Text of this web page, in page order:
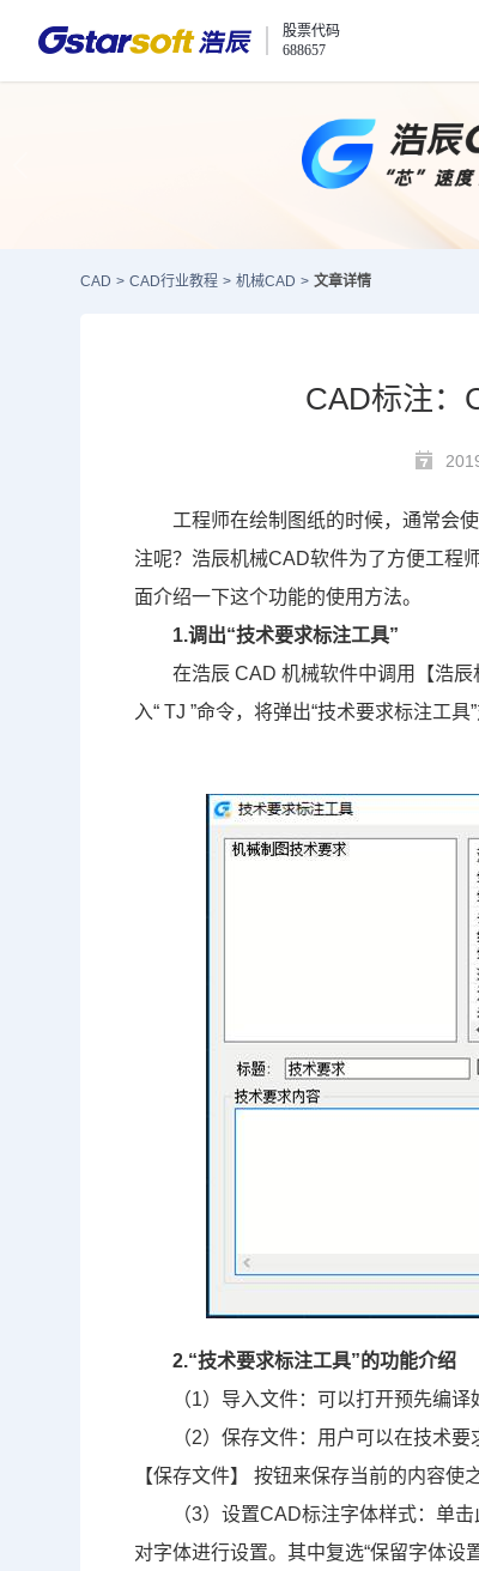
股票代码
688657
CAD > CAD行业教程 > 机械CAD > 文章详情
CAD标注：
工程师在绘制图纸的时候，通常会
注呢？浩辰机械CAD软件为了方便工程
面介绍一下这个功能的使用方法。
1.调出“技术要求标注工具”
在浩辰 CAD 机械软件中调用【浩辰
入“ TJ”命令，将弹出“技术要求标注工具”
2.“技术要求标注工具”的功能介绍
（1）导入文件：可以打开预先编
（2）保存文件：用户可以在技术
【保存文件】按钮来保存当前的内容使
（3）设置CAD标注字体样式：单
对字体进行设置。其中复选“保留字体设